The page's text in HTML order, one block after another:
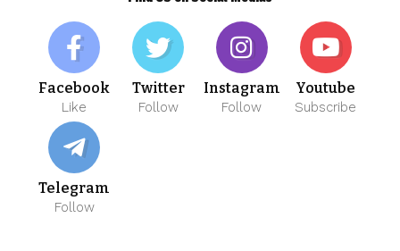
Facebook
Like
Twitter
Follow
Instagram
Follow
Youtube
Subscribe
Telegram
Follow